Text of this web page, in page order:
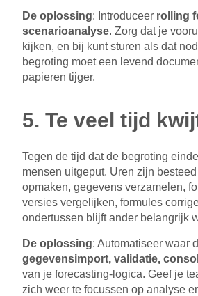
De oplossing: Introduceer rolling
scenarioanalyse. Zorg dat je
kijken, en bij kunt sturen als dat
begroting moet een levend
papieren tijger.
5. Te veel tijd
Tegen de tijd dat de begroting
mensen uitgeput. Uren zijn
opmaken, gegevens verzamelen,
versies vergelijken, formules
ondertussen blijft ander belangrijk
De oplossing: Automatiseer waar
gegevensimport, validatie,
van je forecasting-logica. Geef je
zich weer te focussen op analyse